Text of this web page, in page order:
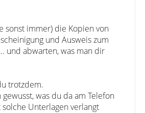
sonst immer) die Kopien von
und Ausweis zum
und abwarten, was man dir
trotzdem.
was du da am Telefon
Unterlagen verlangt